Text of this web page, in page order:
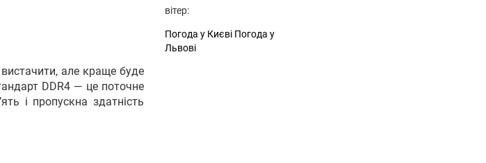
але краще буде
DDR4 — це поточне
і пропускна здатність
вітер:
Погода у Києві Погода у
Львові